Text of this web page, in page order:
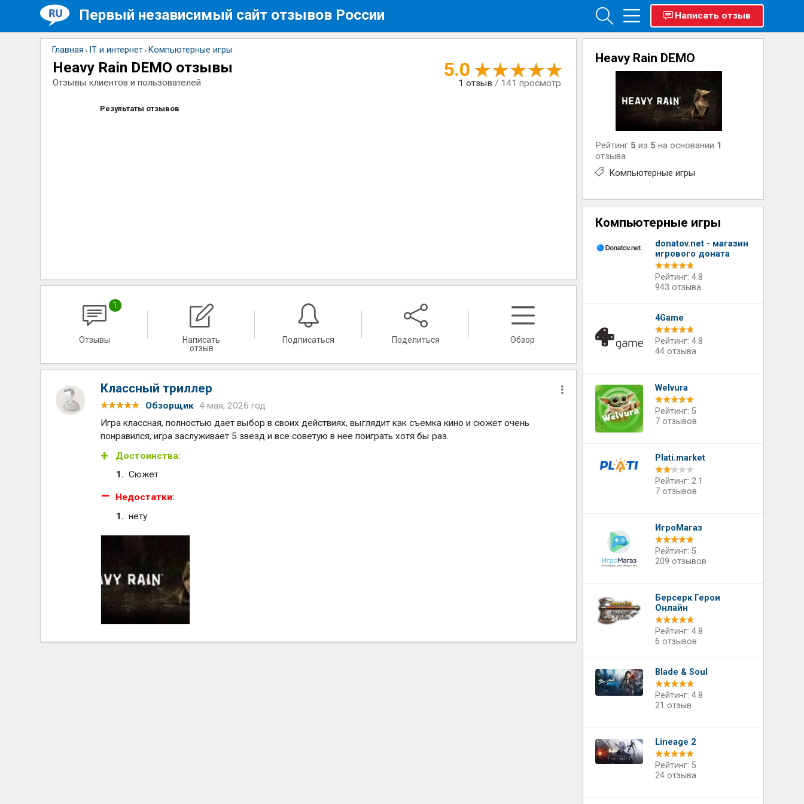
Первый независимый сайт отзывов России Написать отзыв
Главная › IT и интернет › Компьютерные игры
Heavy Rain DEMO отзывы
Отзывы клиентов и пользователей
5.0
1 отзыв/ 141 просмотр
Результаты отзывов
1
Отзывы
Написать
отзыв
Подписаться Поделиться Обзор
Классный триллер
Обзорщик 4 мая, 2026 год
Игра классная, полностью дает выбор в своих действиях, выглядит как съемка кино и сюжет очень
понравился, игра заслуживает 5 звезд и все советую в нее поиграть хотя бы раз.
Достоинства:
Сюжет
Недостатки:
нету
Heavy Rain DEMO
Рейтинг 5 из 5 на основании 1
отзыва
Компьютерные игры
Компьютерные игры
donatov.net - магазин
игрового доната
Рейтинг: 4.8
943 отзыва
4Game
Рейтинг: 4.8
44 отзыва
Welvura
Рейтинг: 5
7 отзывов
Plati.market
Рейтинг: 2.1
7 отзывов
ИгроМагаз
Рейтинг: 5
209 отзывов
Берсерк Герои
Онлайн
Рейтинг: 4.8
6 отзывов
Blade & Soul
Рейтинг: 4.8
21 отзыв
Lineage 2
Рейтинг: 5
24 отзыва